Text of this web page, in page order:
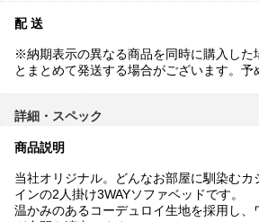
配 送
※納期表示の異なる商品を同時に購入した
とまとめて発送する場合がございます。予
詳細・スペック
商品説明
当社オリジナル。どんなお部屋に馴染む
インの2人掛け3WAYソファベッドです。
温かみのあるコーデュロイ生地を採用し、